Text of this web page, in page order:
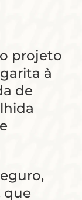
projeto
à
de
que